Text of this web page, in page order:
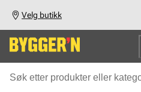
Velg butikk